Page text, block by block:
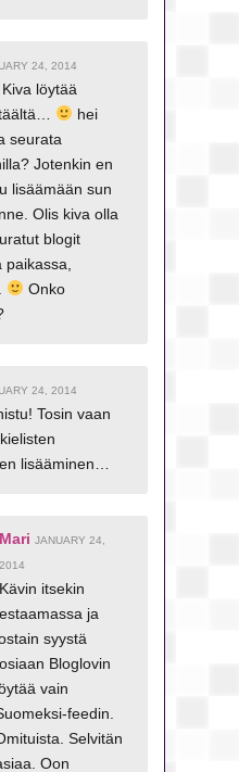
24, 2014
löytää
hei
seurata
Jotenkin en
lisäämään sun
Olis kiva olla
blogit
Onko
24, 2014
Tosin vaan
lisääminen…
Mari JANUARY 24,
2014
Kävin itsekin
ja
syystä
Bloglovin
vain
feedin.
Selvitän
Oon